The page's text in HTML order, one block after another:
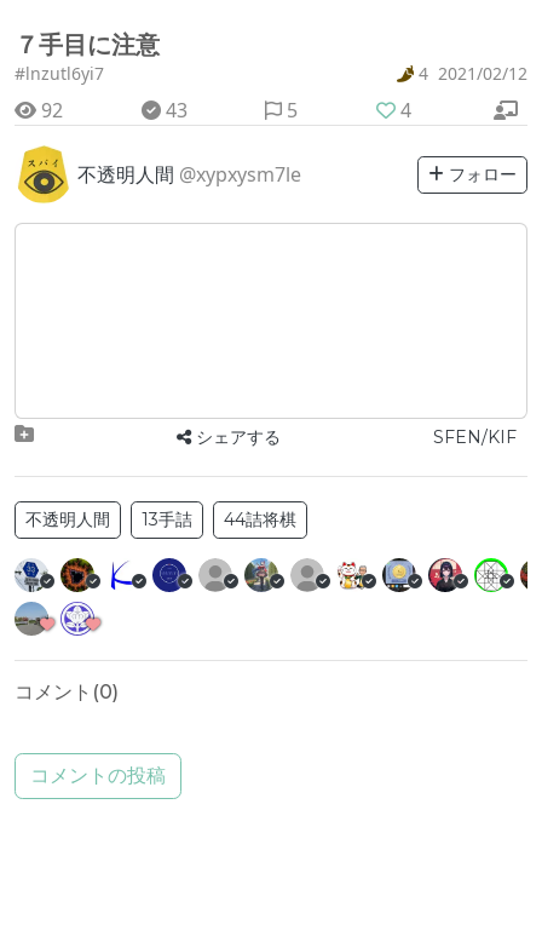
７手目に注意
#lnzutl6yi7 4 2021/02/12
92 43 5 4
不透明人間 @xypxysm7le フォロー
シェアする SFEN/KIF
不透明人間 13手詰 44詰将棋
コメント(0)
コメントの投稿